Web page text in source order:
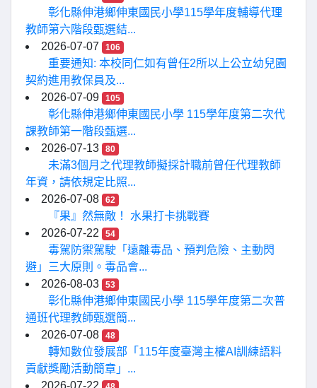
彰化縣伸港鄉伸東國民小學115學年度輔導代理
教師第六階段甄選結...
2026-07-07
106
重要通知: 本校同仁如有曾任2所以上公立幼兒園
契約進用教保員及...
2026-07-09
105
彰化縣伸港鄉伸東國民小學 115學年度第二次代
課教師第一階段甄選...
2026-07-13
80
未滿3個月之代理教師擬採計職前曾任代理教師
年資，請依規定比照...
2026-07-08
62
『果』然無敵！ 水果打卡挑戰賽
2026-07-22
54
毒駕防禦駕駛「遠離毒品、預判危險、主動閃
避」三大原則。毒品會...
2026-08-03
53
彰化縣伸港鄉伸東國民小學 115學年度第二次普
通班代理教師甄選簡...
2026-07-08
48
轉知數位發展部「115年度臺灣主權AI訓練語料
貢獻獎勵活動簡章」...
2026-07-22